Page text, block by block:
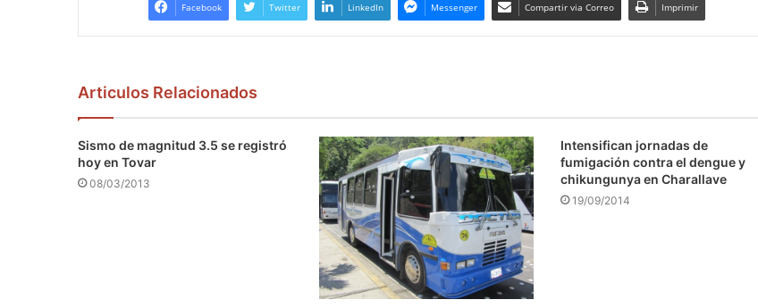
Facebook Twitter LinkedIn Messenger Compartir via Correo Imprimir
Articulos Relacionados
Sismo de magnitud 3.5 se registró
hoy en Tovar
08/03/2013
Intensifican jornadas de
fumigación contra el dengue y
chikungunya en Charallave
19/09/2014